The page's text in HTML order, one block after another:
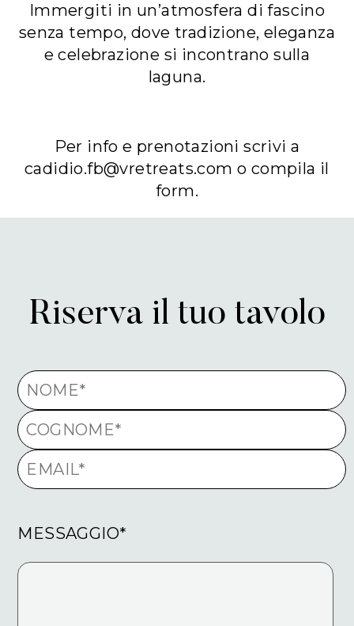
Immergiti in un’atmosfera di fascino
senza tempo, dove tradizione, eleganza
e celebrazione si incontrano sulla
laguna.
Per info e prenotazioni scrivi a
cadidio.fb@vretreats.com o compila il
form.
Riserva il tuo tavolo
MESSAGGIO*